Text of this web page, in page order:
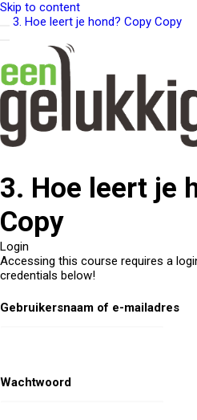
Skip to content
3. Hoe leert je hond? Copy Copy
3. Hoe leert je
Copy
Login
Accessing this course requires a
credentials below!
Gebruikersnaam of e-mailadres
Wachtwoord